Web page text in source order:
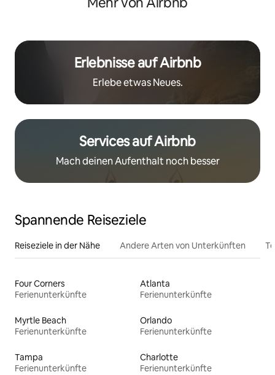
Erlebnisse auf Airbnb
Erlebe etwas Neues.
Services auf Airbnb
Mach deinen Aufenthalt noch besser
Spannende Reiseziele
Reiseziele in der Nähe Andere Arten von Unterkünften
Four Corners
Ferienunterkünfte
Atlanta
Ferienunterkünfte
Myrtle Beach
Ferienunterkünfte
Orlando
Ferienunterkünfte
Tampa
Ferienunterkünfte
Charlotte
Ferienunterkünfte